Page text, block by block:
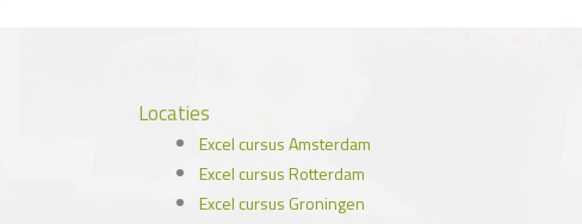
Locaties
Excel cursus Amsterdam
Excel cursus Rotterdam
Excel cursus Groningen